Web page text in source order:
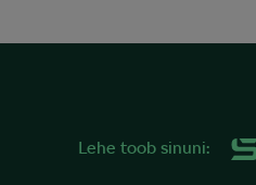
Lehe toob sinuni: